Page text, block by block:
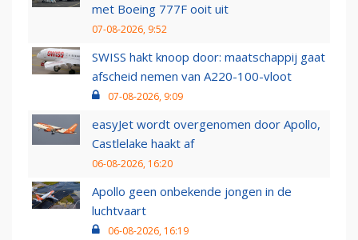
met Boeing 777F ooit uit
07-08-2026, 9:52
SWISS hakt knoop door: maatschappij gaat
afscheid nemen van A220-100-vloot
07-08-2026, 9:09
easyJet wordt overgenomen door Apollo,
Castlelake haakt af
06-08-2026, 16:20
Apollo geen onbekende jongen in de
luchtvaart
06-08-2026, 16:19